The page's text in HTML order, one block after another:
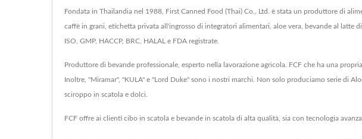
Fondata in Thailandia nel 1988, First Canned Food (Thai) Co., Ltd. è stata un produttore di
caffè in grani, etichetta privata all'ingrosso di integratori alimentari, aloe vera, bevande al
ISO, GMP, HACCP, BRC, HALAL e FDA registrate.
Produttore di bevande professionale, esperto nella lavorazione agricola. FCF che ha una
Inoltre, "Miramar", "KULA" e "Lord Duke" sono i nostri marchi. Non solo produciamo serie di
sciroppo in scatola e dolci.
FCF offre ai clienti cibo in scatola e bevande in scatola di alta qualità, sia con tecnologia